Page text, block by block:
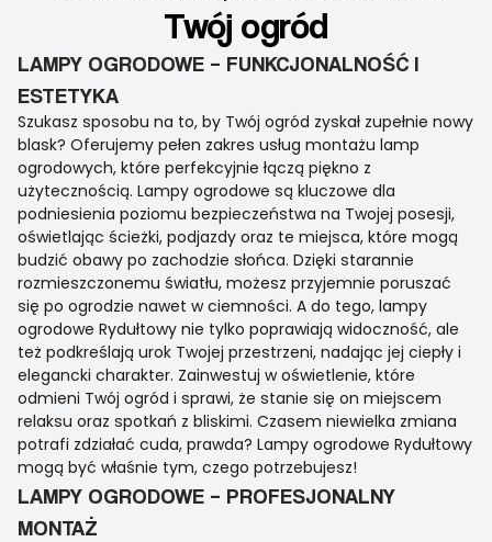
Twój ogród
LAMPY OGRODOWE – FUNKCJONALNOŚĆ I
ESTETYKA
Szukasz sposobu na to, by Twój ogród zyskał zupełnie nowy
blask? Oferujemy pełen zakres usług montażu lamp
ogrodowych, które perfekcyjnie łączą piękno z
użytecznością. Lampy ogrodowe są kluczowe dla
podniesienia poziomu bezpieczeństwa na Twojej posesji,
oświetlając ścieżki, podjazdy oraz te miejsca, które mogą
budzić obawy po zachodzie słońca. Dzięki starannie
rozmieszczonemu światłu, możesz przyjemnie poruszać
się po ogrodzie nawet w ciemności. A do tego, lampy
ogrodowe Rydułtowy nie tylko poprawiają widoczność, ale
też podkreślają urok Twojej przestrzeni, nadając jej ciepły i
elegancki charakter. Zainwestuj w oświetlenie, które
odmieni Twój ogród i sprawi, że stanie się on miejscem
relaksu oraz spotkań z bliskimi. Czasem niewielka zmiana
potrafi zdziałać cuda, prawda? Lampy ogrodowe Rydułtowy
mogą być właśnie tym, czego potrzebujesz!
LAMPY OGRODOWE – PROFESJONALNY
MONTAŻ